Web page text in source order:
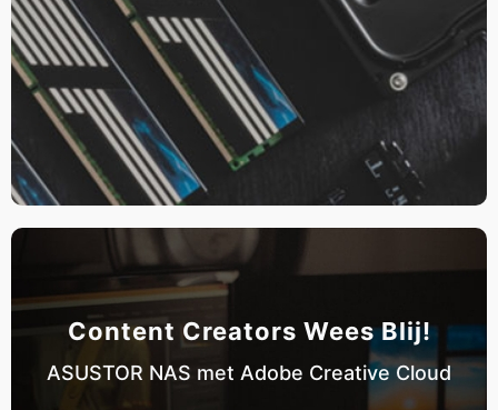
Content Creators Wees Blij!
ASUSTOR NAS met Adobe Creative Cloud